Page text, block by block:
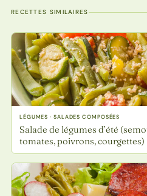
RECETTES SIMILAIRES
LÉGUMES · SALADES COMPOSÉES
Salade de légumes d’été
tomates, poivrons, courgettes)